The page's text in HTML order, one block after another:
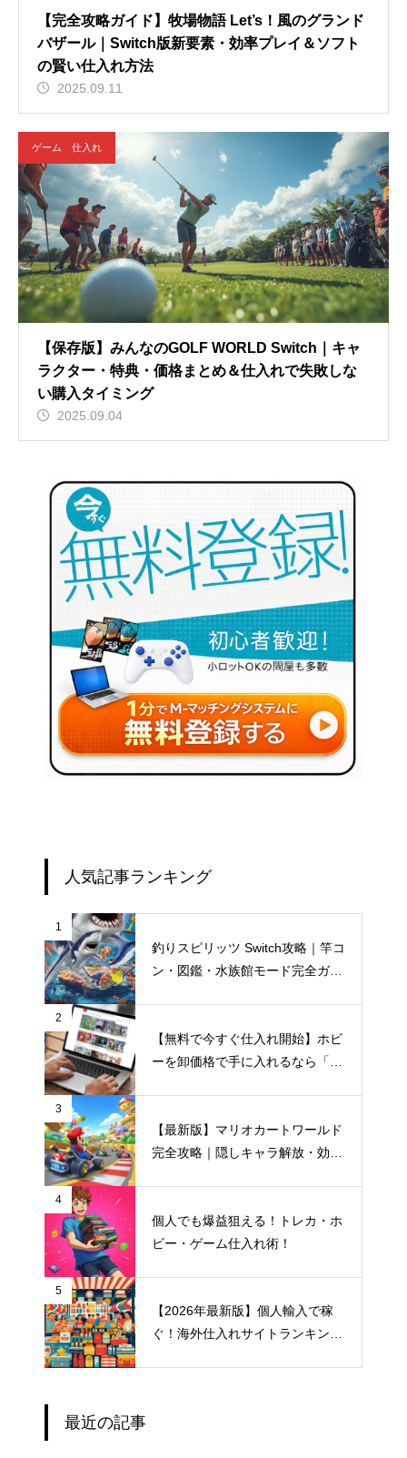
【完全攻略ガイド】牧場物語 Let’s！風のグランド
バザール｜Switch版新要素・効率プレイ＆ソフト
の賢い仕入れ方法
2025.09.11
ゲーム 仕入れ
【保存版】みんなのGOLF WORLD Switch｜キャ
ラクター・特典・価格まとめ＆仕入れで失敗しな
い購入タイミング
2025.09.04
人気記事ランキング
1
釣りスピリッツ Switch攻略｜竿コ
ン・図鑑・水族館モード完全ガイ
2
【無料で今すぐ仕入れ開始】ホビ
ーを卸価格で手に入れるなら「M-
3
【最新版】マリオカートワールド
完全攻略｜隠しキャラ解放・効率
4
個人でも爆益狙える！トレカ・ホ
ビー・ゲーム仕入れ術！
5
【2026年最新版】個人輸入で稼
ぐ！海外仕入れサイトランキング
最近の記事